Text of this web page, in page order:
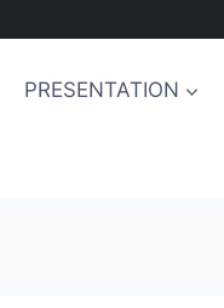
PRESENTATION